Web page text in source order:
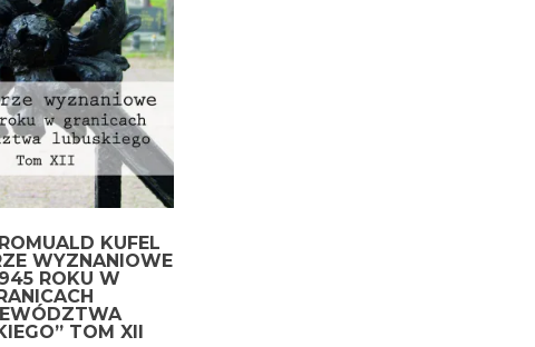
KUFEL
WYZNANIOWE
ROKU W
TOM XII